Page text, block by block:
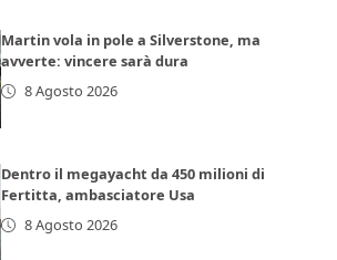
Martin vola in pole a Silverstone, ma
avverte: vincere sarà dura
8 Agosto 2026
Dentro il megayacht da 450 milioni di
Fertitta, ambasciatore Usa
8 Agosto 2026